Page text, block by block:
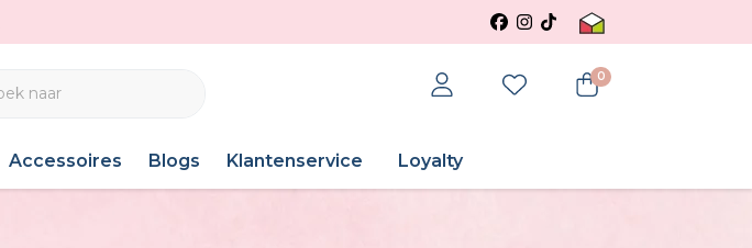
0
Accessoires Blogs Klantenservice Loyalty